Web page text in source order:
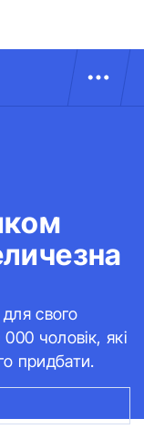
свого
чоловік, які
придбати.